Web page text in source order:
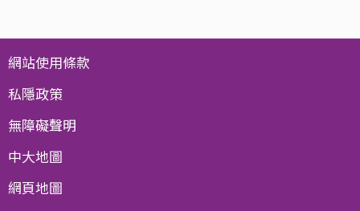
網站使用條款
私隱政策
無障礙聲明
中大地圖
網頁地圖